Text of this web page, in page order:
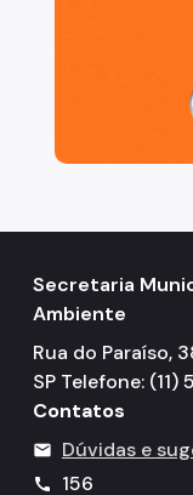
Informações
Licenciamento
Estudos
Produtos
TCA - Termo
Secretaria
Ambiente
Rua do Paraíso,
SP Telefone:
Contatos
mail Dúvidas e
call 156